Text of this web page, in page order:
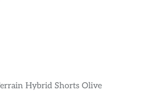
Hybrid Shorts Olive